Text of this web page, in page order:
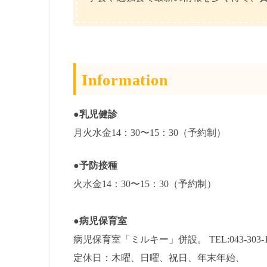
Information
●乳児健診
月火水金14：30〜15：30（予約制）
●予防接種
火水金14：30〜15：30（予約制）
●病児保育室
病児保育室「ミルキー」併設。 TEL:043-303-
定休日：木曜、日曜、祝日、年末年始、